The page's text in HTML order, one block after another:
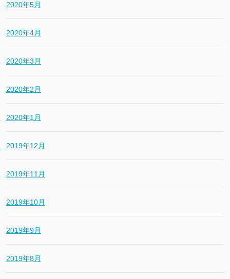
2020年5月
2020年4月
2020年3月
2020年2月
2020年1月
2019年12月
2019年11月
2019年10月
2019年9月
2019年8月